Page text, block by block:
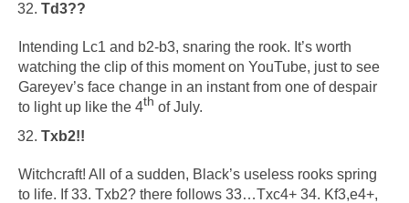
Td3??
Intending Lc1 and b2-b3, snaring the rook. It’s worth
watching the clip of this moment on YouTube, just to see
Gareyev’s face change in an instant from one of despair
to light up like the 4th of July.
Txb2!!
Witchcraft! All of a sudden, Black’s useless rooks spring
to life. If 33. Txb2? there follows 33…Txc4+ 34. Kf3,e4+,